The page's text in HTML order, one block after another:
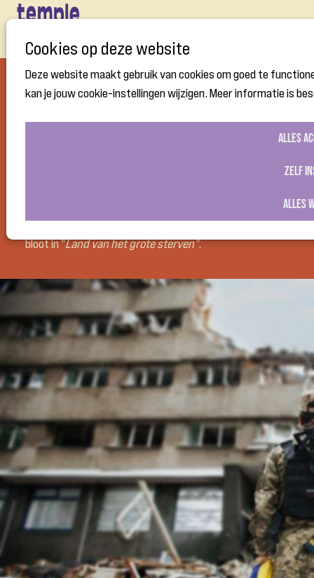
Cookies op deze website
Deze website maakt gebruik van cookies om goed te
kan je jouw cookie-instellingen wijzigen. Meer informatie is
Alles
Zelf
Alles
wo
29
zoveel Russen hem? Slavist Joris Van Bladel legt het
bloot in "Land van het grote sterven".